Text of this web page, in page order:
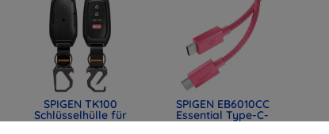
SPIGEN TK100
Schlüsselhülle für
Toyota, schwarz
SPIGEN EB6010CC
Essential Type-C-
Kabel 60W 100 cm